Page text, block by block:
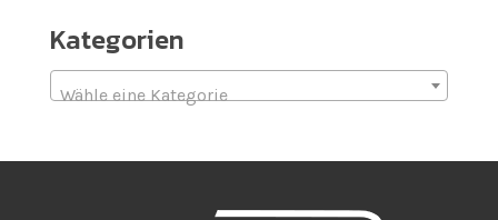
Kategorien
Wähle eine Kategorie